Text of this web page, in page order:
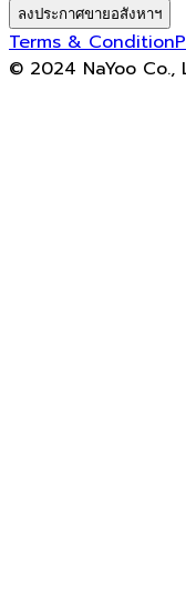
ลงประกาศขายอสังหาฯ
Terms & Condition
© 2024 NaYoo Co.,